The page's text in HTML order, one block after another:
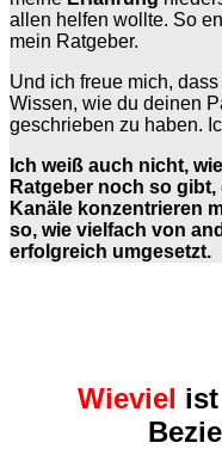
allen helfen wollte. So
mein Ratgeber.
Und ich freue mich,
Wissen, wie du deinen
geschrieben zu haben.
Ich weiß auch nicht,
Ratgeber noch so
Kanäle konzentrieren
so, wie vielfach von
erfolgreich umgesetzt.
Wieviel